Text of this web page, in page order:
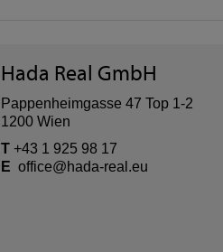
Hada Real GmbH
Pappenheimgasse 47 Top 1-2
1200 Wien
T +43 1 925 98 17
E office@hada-real.eu